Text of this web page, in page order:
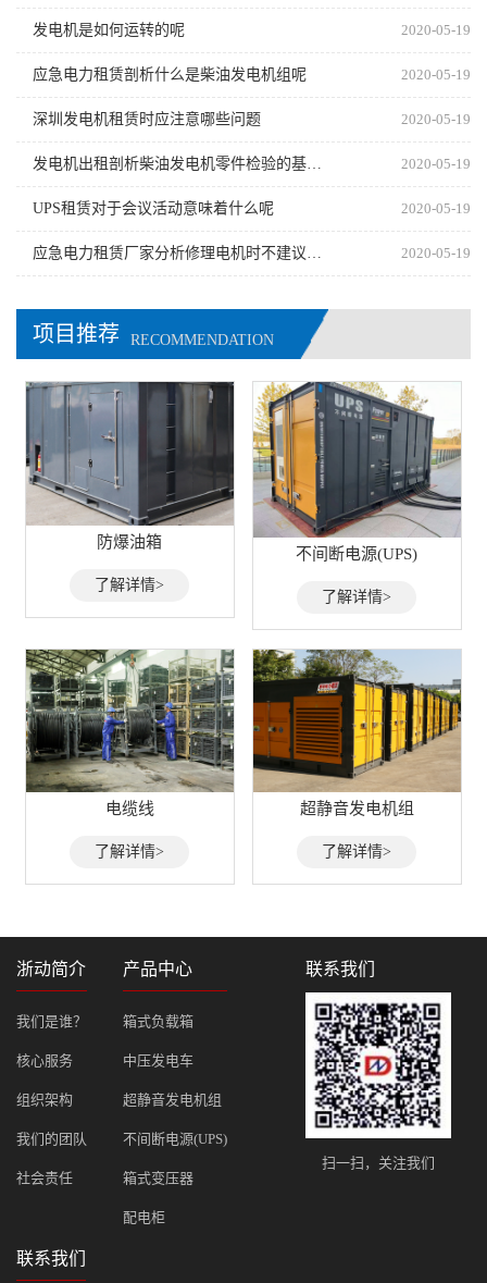
发电机是如何运转的呢 2020-05-19
应急电力租赁剖析什么是柴油发电机组呢 2020-05-19
深圳发电机租赁时应注意哪些问题 2020-05-19
发电机出租剖析柴油发电机零件检验的基本原则有哪些 2020-05-19
UPS租赁对于会议活动意味着什么呢 2020-05-19
应急电力租赁厂家分析修理电机时不建议随意更换零件 2020-05-19
项目推荐 RECOMMENDATION
防爆油箱
了解详情>
不间断电源(UPS)
了解详情>
电缆线
了解详情>
超静音发电机组
了解详情>
浙动简介
我们是谁？
核心服务
组织架构
我们的团队
社会责任
产品中心
箱式负载箱
中压发电车
超静音发电机组
不间断电源(UPS)
箱式变压器
配电柜
联系我们
联系我们
扫一扫，关注我们